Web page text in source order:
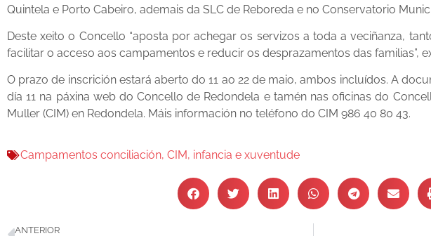
Quintela e Porto Cabeiro, ademais da SLC de Reboreda e no Conservatorio
Deste xeito o Concello “aposta por achegar os servizos a toda a veciñanza,
facilitar o acceso aos campamentos e reducir os desprazamentos das familias”,
O prazo de inscrición estará aberto do 11 ao 22 de maio, ambos incluídos. A
día 11 na páxina web do Concello de Redondela e tamén nas oficinas do
Muller (CIM) en Redondela. Máis información no teléfono do CIM 986 40 80 43.
Campamentos conciliación, CIM, infancia e xuventude
ANTERIOR